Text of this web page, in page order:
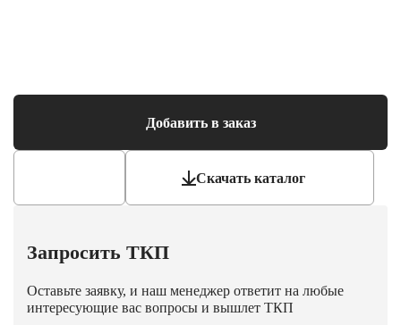
Добавить в заказ
Скачать каталог
Запросить ТКП
Оставьте заявку, и наш менеджер ответит на любые
интересующие вас вопросы и вышлет ТКП